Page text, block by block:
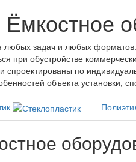
Ёмкостное
любых задач и любых
при обустройстве
по
объекта установки,